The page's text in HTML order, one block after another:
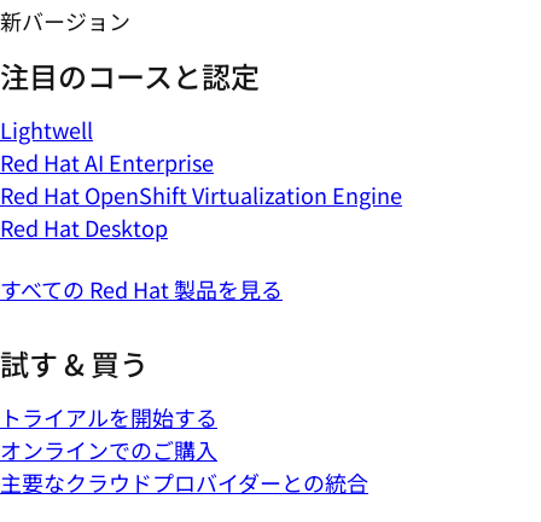
新バージョン
注目のコースと認定
Lightwell
Red Hat AI Enterprise
Red Hat OpenShift Virtualization Engine
Red Hat Desktop
すべての Red Hat 製品を見る
試す & 買う
トライアルを開始する
オンラインでのご購入
主要なクラウドプロバイダーとの統合